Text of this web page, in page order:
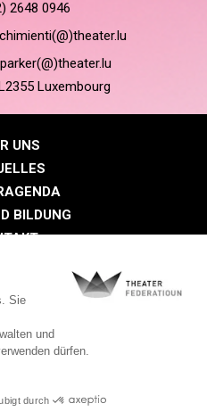
2648 0946
Luxembourg
UNS
BILDUNG